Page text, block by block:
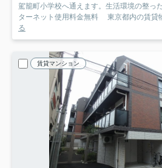
駕籠町小学校へ通えます。生活環境の整
ターネット使用料金無料 東京都内の賃貸
る
賃貸マンション